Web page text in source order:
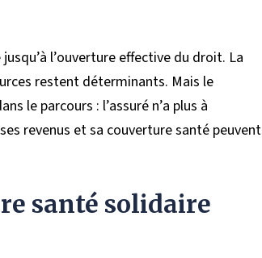
l’ouverture effective du droit. La
restent déterminants. Mais le
le parcours : l’assuré n’a plus à
revenus et sa couverture santé peuvent
santé solidaire